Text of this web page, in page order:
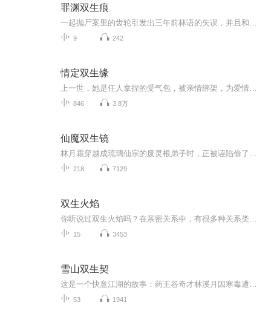
罪渊双生痕
9 242
情定双生缘
846 3.8万
仙魔双生镜
218 7129
双生火焰
15 3453
雪山双生契
53 1941